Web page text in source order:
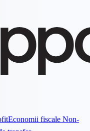
Economii fiscale Non-